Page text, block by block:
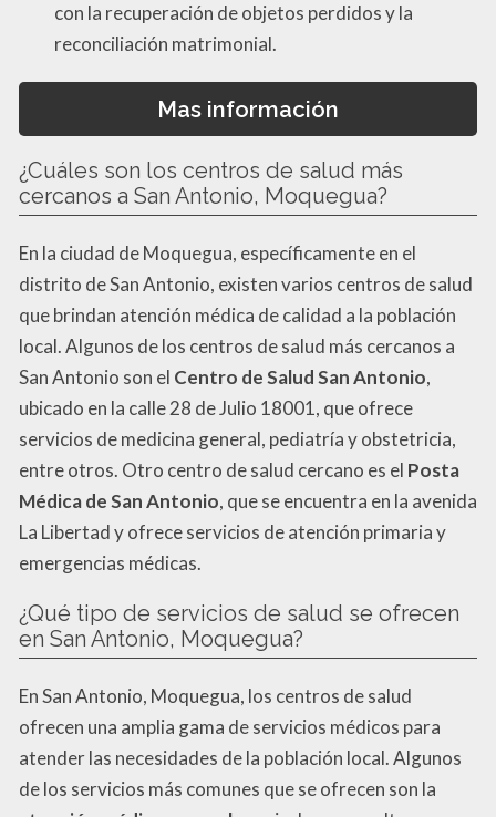
con la recuperación de objetos perdidos y la
reconciliación matrimonial.
Mas información
¿Cuáles son los centros de salud más
cercanos a San Antonio, Moquegua?
En la ciudad de Moquegua, específicamente en el
distrito de San Antonio, existen varios centros de salud
que brindan atención médica de calidad a la población
local. Algunos de los centros de salud más cercanos a
San Antonio son el Centro de Salud San Antonio,
ubicado en la calle 28 de Julio 18001, que ofrece
servicios de medicina general, pediatría y obstetricia,
entre otros. Otro centro de salud cercano es el Posta
Médica de San Antonio, que se encuentra en la avenida
La Libertad y ofrece servicios de atención primaria y
emergencias médicas.
¿Qué tipo de servicios de salud se ofrecen
en San Antonio, Moquegua?
En San Antonio, Moquegua, los centros de salud
ofrecen una amplia gama de servicios médicos para
atender las necesidades de la población local. Algunos
de los servicios más comunes que se ofrecen son la